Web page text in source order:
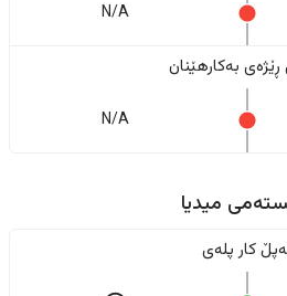
N/A
ڕێژەى بەکارهێنان
N/A
میدیا
کار پلەی